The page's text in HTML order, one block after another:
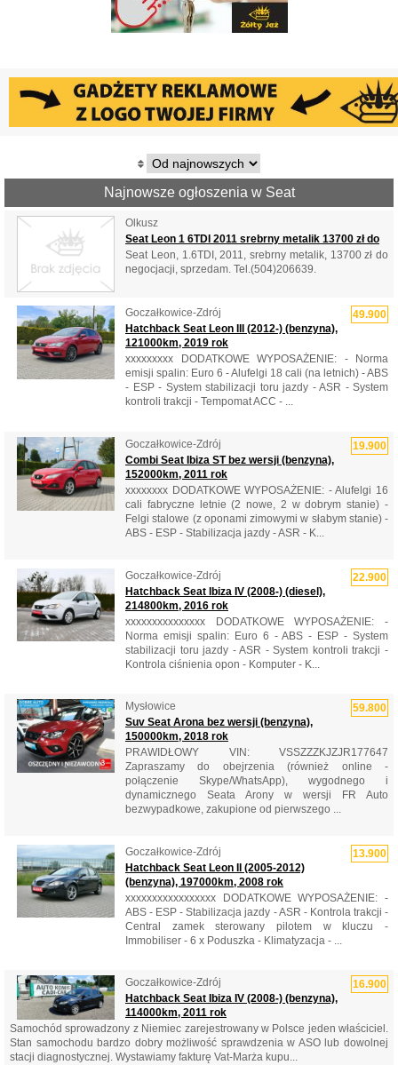
Najnowsze ogłoszenia w Seat
Olkusz
Seat Leon 1 6TDI 2011 srebrny metalik 13700 zł do
Seat Leon, 1.6TDI, 2011, srebrny metalik, 13700 zł do
negocjacji, sprzedam. Tel.(504)206639.
49.900
Goczałkowice-Zdrój
Hatchback Seat Leon III (2012-) (benzyna),
121000km, 2019 rok
xxxxxxxxx DODATKOWE WYPOSAŻENIE: - Norma
emisji spalin: Euro 6 - Alufelgi 18 cali (na letnich) - ABS
- ESP - System stabilizacji toru jazdy - ASR - System
kontroli trakcji - Tempomat ACC - ...
19.900
Goczałkowice-Zdrój
Combi Seat Ibiza ST bez wersji (benzyna),
152000km, 2011 rok
xxxxxxxx DODATKOWE WYPOSAŻENIE: - Alufelgi 16
cali fabryczne letnie (2 nowe, 2 w dobrym stanie) -
Felgi stalowe (z oponami zimowymi w słabym stanie) -
ABS - ESP - Stabilizacja jazdy - ASR - K...
22.900
Goczałkowice-Zdrój
Hatchback Seat Ibiza IV (2008-) (diesel),
214800km, 2016 rok
xxxxxxxxxxxxxxx DODATKOWE WYPOSAŻENIE: -
Norma emisji spalin: Euro 6 - ABS - ESP - System
stabilizacji toru jazdy - ASR - System kontroli trakcji -
Kontrola ciśnienia opon - Komputer - K...
59.800
Mysłowice
Suv Seat Arona bez wersji (benzyna),
150000km, 2018 rok
PRAWIDŁOWY VIN: VSSZZZKJZJR177647
Zapraszamy do obejrzenia (również online -
połączenie Skype/WhatsApp), wygodnego i
dynamicznego Seata Arony w wersji FR Auto
bezwypadkowe, zakupione od pierwszego ...
13.900
Goczałkowice-Zdrój
Hatchback Seat Leon II (2005-2012)
(benzyna), 197000km, 2008 rok
xxxxxxxxxxxxxxxxx DODATKOWE WYPOSAŻENIE: -
ABS - ESP - Stabilizacja jazdy - ASR - Kontrola trakcji -
Central zamek sterowany pilotem w kluczu -
Immobiliser - 6 x Poduszka - Klimatyzacja - ...
16.900
Goczałkowice-Zdrój
Hatchback Seat Ibiza IV (2008-) (benzyna),
114000km, 2011 rok
Samochód sprowadzony z Niemiec zarejestrowany w Polsce jeden właściciel.
Stan samochodu bardzo dobry możliwość sprawdzenia w ASO lub dowolnej
stacji diagnostycznej. Wystawiamy fakturę Vat-Marża kupu...